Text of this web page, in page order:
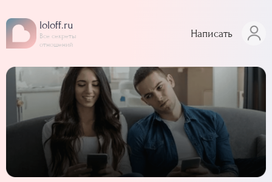
loloff.ru
Все секреты
отношений
Написать